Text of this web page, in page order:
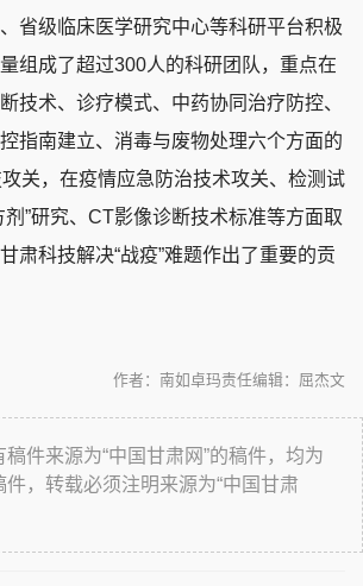
省级临床医学研究中心等科研平台积极
组成了超过300人的科研团队，重点在
技术、诊疗模式、中药协同治疗防控、
指南建立、消毒与废物处理六个方面的
关，在疫情应急防治技术攻关、检测试
剂”研究、CT影像诊断技术标准等方面取
肃科技解决“战疫”难题作出了重要的贡
责任编辑：屈杰文
作者：南如卓玛
件来源为“中国甘肃网”的稿件，均为
，转载必须注明来源为“中国甘肃